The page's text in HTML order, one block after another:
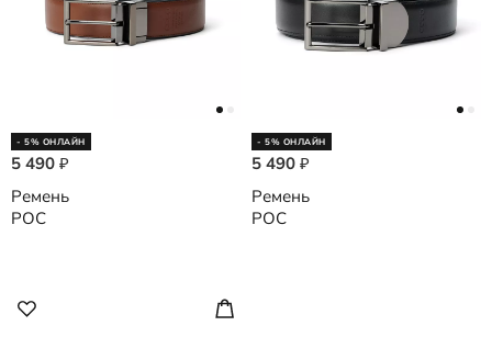
- 5% ОНЛАЙН
5 490 ₽
Ремень
POC
- 5% ОНЛАЙН
5 490 ₽
Ремень
POC